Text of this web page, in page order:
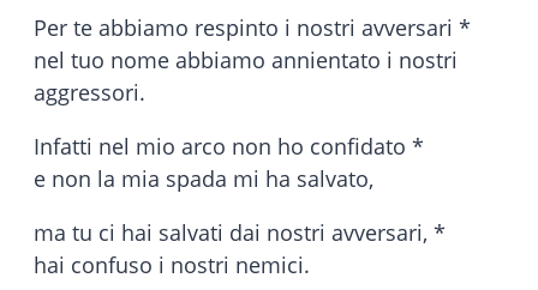
Per te abbiamo respinto i nostri avversari *
nel tuo nome abbiamo annientato i nostri
aggressori.
Infatti nel mio arco non ho confidato *
e non la mia spada mi ha salvato,
ma tu ci hai salvati dai nostri avversari, *
hai confuso i nostri nemici.